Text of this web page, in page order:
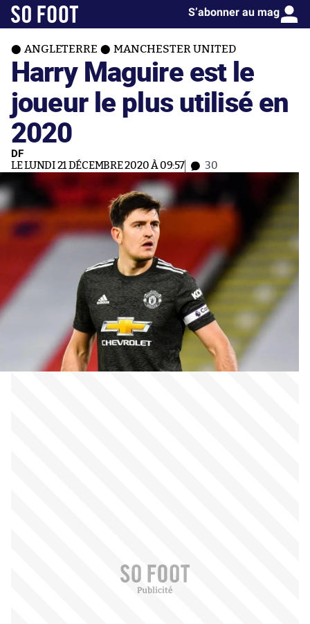
S’abonner au mag
ANGLETERRE MANCHESTER UNITED
Harry Maguire est le
joueur le plus utilisé en
2020
DF
LE LUNDI 21 DÉCEMBRE 2020 À 09:57 30